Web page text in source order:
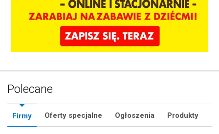
Polecane
Firmy Oferty specjalne Ogłoszenia Produkty